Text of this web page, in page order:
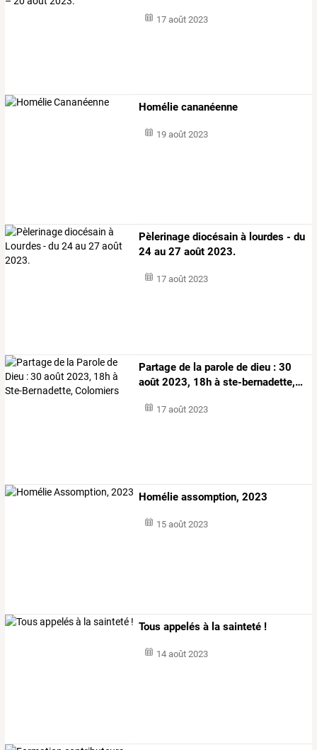
17 août 2023
Homélie cananéenne
19 août 2023
Pèlerinage diocésain à lourdes - du
24 au 27 août 2023.
17 août 2023
Partage de la parole de dieu : 30
août 2023, 18h à ste-bernadette,…
17 août 2023
Homélie assomption, 2023
15 août 2023
Tous appelés à la sainteté !
14 août 2023